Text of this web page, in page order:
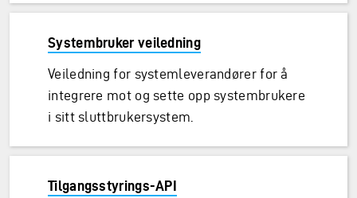
Systembruker veiledning
Veiledning for systemleverandører for å
integrere mot og sette opp systembrukere
i sitt sluttbrukersystem.
Tilgangsstyrings-API